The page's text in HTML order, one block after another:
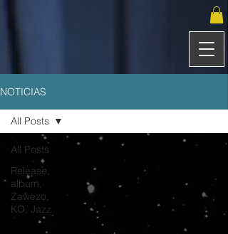
NOTICIAS
All Posts
Release,
album,
Zawezo,
KO, Jazz
All Posts